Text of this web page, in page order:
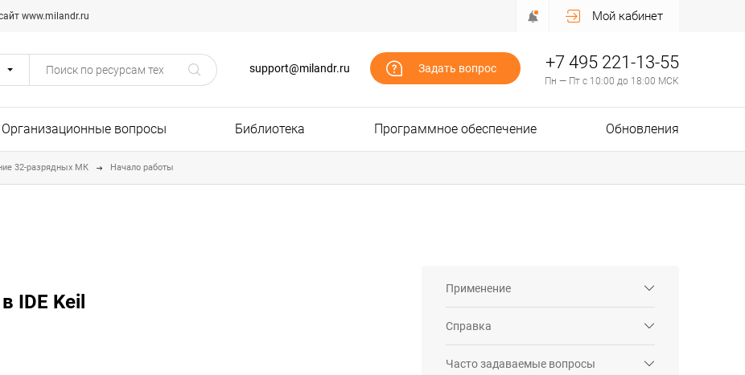
www.milandr.ru Мой кабинет
support@milandr.ru Задать вопрос +7 495 221-13-55
Пн — Пт с 10:00 до 18:00 МСК
Организационные вопросы Библиотека Программное обеспечение Обновления
32-разрядных МК Начало работы
IDE Keil
Применение
Справка
Часто задаваемые вопросы